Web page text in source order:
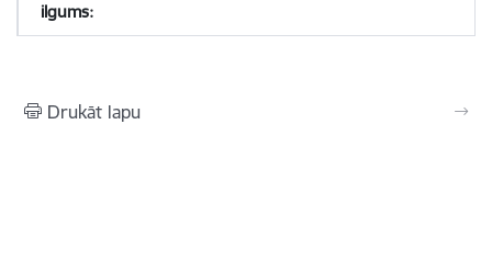
Drukāt lapu